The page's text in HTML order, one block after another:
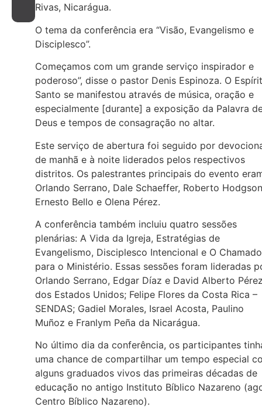
Rivas, Nicarágua.
O tema da conferência era “Visão, Evangelismo e
Disciplesco”.
Começamos com um grande serviço inspirador e
poderoso”, disse o pastor Denis Espinoza. O
Santo se manifestou através de música, oração e
especialmente [durante] a exposição da Palavra
Deus e tempos de consagração no altar.
Este serviço de abertura foi seguido por
de manhã e à noite liderados pelos respectivos
distritos. Os palestrantes principais do evento
Orlando Serrano, Dale Schaeffer, Roberto
Ernesto Bello e Olena Pérez.
A conferência também incluiu quatro sessões
plenárias: A Vida da Igreja, Estratégias de
Evangelismo, Disciplesco Intencional e O Chamado
para o Ministério. Essas sessões foram lideradas
Orlando Serrano, Edgar Díaz e David Alberto
dos Estados Unidos; Felipe Flores da Costa Rica –
SENDAS; Gadiel Morales, Israel Acosta, Paulino
Muñoz e Franlym Peña da Nicarágua.
No último dia da conferência, os participantes
uma chance de compartilhar um tempo especial
alguns graduados vivos das primeiras décadas de
educação no antigo Instituto Bíblico Nazareno
Centro Bíblico Nazareno).